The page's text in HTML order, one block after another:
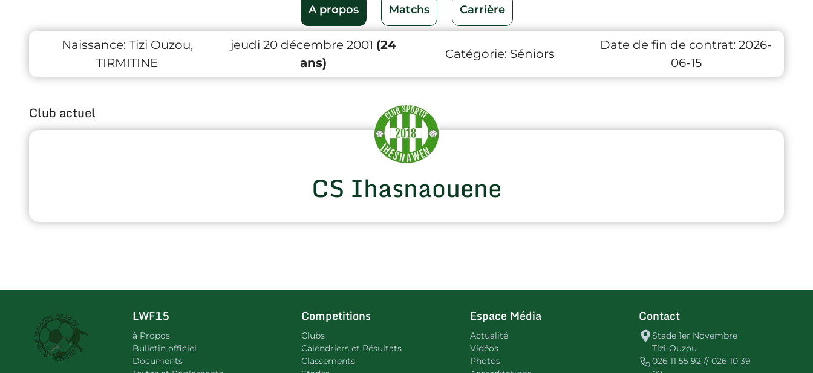
A propos Matchs Carrière
Naissance: Tizi Ouzou,
TIRMITINE
jeudi 20 décembre 2001 (24
ans)
Catégorie: Séniors
Date de fin de contrat: 2026-
06-15
Club actuel
CS Ihasnaouene
LWF15
à Propos
Bulletin officiel
Documents
Competitions
Clubs
Calendriers et Résultats
Classements
Espace Média
Actualité
Vidéos
Photos
Contact
Stade 1er Novembre
Tizi-Ouzou
026 11 55 92 // 026 10 39